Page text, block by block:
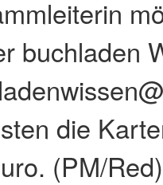
buchladen
die
(PM/Red)